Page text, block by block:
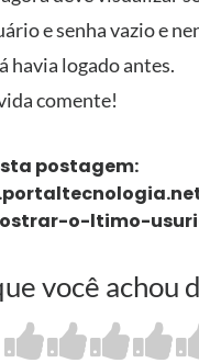
e senha vazio e
havia logado antes.
comente!
postagem:
o-ltimo-
você achou